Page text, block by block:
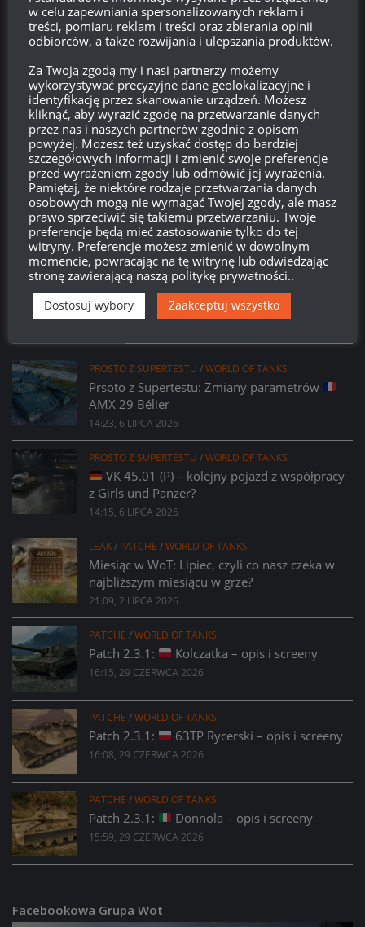
Kanał wpisów
Kanał komentarzy
WordPress.org
Brakwierzchołka drzewkaod:
577
Dni
23
Godzin
46
Minut
04
Sekund
PROSTO Z SUPERTESTU /WORLD OF TANKS
Prsoto z Supertestu: Zmiany parametrów
AMX 29 Bélier
14:23, 6 LIPCA 2026
PROSTO Z SUPERTESTU /WORLD OF TANKS
VK 45.01 (P) – kolejny pojazd z współpracy
z Girls und Panzer?
14:15, 6 LIPCA 2026
LEAK/ PATCHE /WORLD OF TANKS
Miesiąc w WoT: Lipiec, czyli co nasz czeka w
najbliższym miesiącu w grze?
21:09, 2 LIPCA 2026
PATCHE /WORLD OF TANKS
Patch 2.3.1: Kolczatka – opis i screeny
16:15, 29 CZERWCA 2026
PATCHE /WORLD OF TANKS
Patch 2.3.1: 63TP Rycerski – opis i screeny
16:08, 29 CZERWCA 2026
PATCHE /WORLD OF TANKS
Patch 2.3.1: Donnola – opis i screeny
15:59, 29 CZERWCA 2026
Facebookowa Grupa Wot
w celu zapewniania spersonalizowanych reklam i
treści, pomiaru reklam i treści oraz zbierania opinii
odbiorców, a także rozwijania i ulepszania produktów.
Za Twoją zgodą my i nasi partnerzy możemy
wykorzystywać precyzyjne dane geolokalizacyjne i
identyfikację przez skanowanie urządzeń. Możesz
kliknąć, aby wyrazić zgodę na przetwarzanie danych
przez nas i naszych partnerów zgodnie z opisem
powyżej. Możesz też uzyskać dostęp do bardziej
szczegółowych informacji i zmienić swoje preferencje
przed wyrażeniem zgody lub odmówić jej wyrażenia.
Pamiętaj, że niektóre rodzaje przetwarzania danych
osobowych mogą nie wymagać Twojej zgody, ale masz
prawo sprzeciwić się takiemu przetwarzaniu. Twoje
preferencje będą mieć zastosowanie tylko do tej
witryny. Preferencje możesz zmienić w dowolnym
momencie, powracając na tę witrynę lub odwiedzając
stronę zawierającą naszą politykę prywatności..
Dostosuj wybory Zaakceptuj wszystko